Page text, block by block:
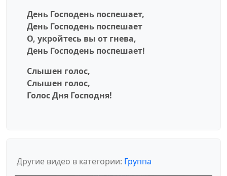
День Господень поспешает,
День Господень поспешает
О, укройтесь вы от гнева,
День Господень поспешает!
Слышен голос,
Слышен голос,
Голос Дня Господня!
Другие видео в категории: Группа